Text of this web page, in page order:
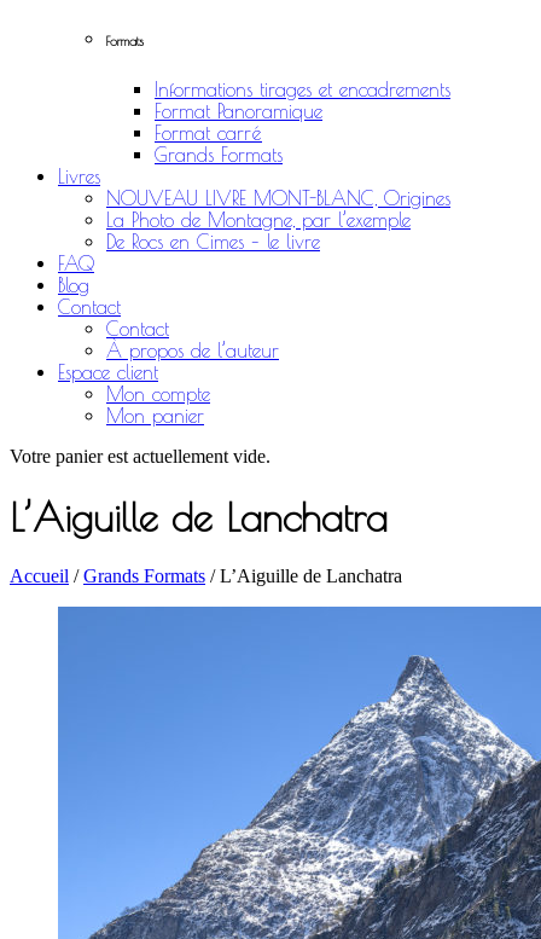
Formats
Informations tirages et encadrements
Format Panoramique
Format carré
Grands Formats
Livres
NOUVEAU LIVRE MONT-BLANC, Origines
La Photo de Montagne, par l’exemple
De Rocs en Cimes – le livre
FAQ
Blog
Contact
Contact
À propos de l’auteur
Espace client
Mon compte
Mon panier
Votre panier est actuellement vide.
L’Aiguille de Lanchatra
Accueil /Grands Formats / L’Aiguille de Lanchatra